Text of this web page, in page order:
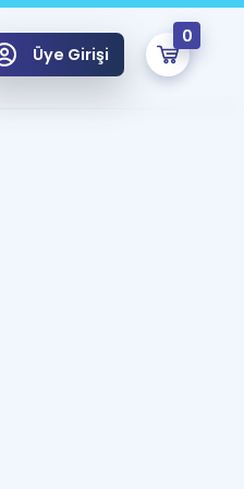
Üye Girişi
0
onlarca eğitim seni bekliyor!